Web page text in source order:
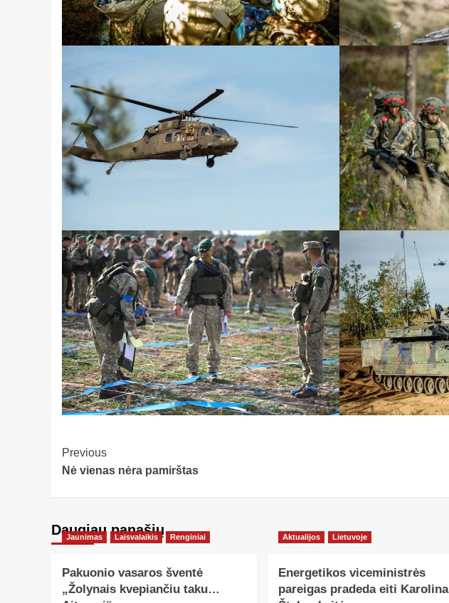
Post
Navigation
Previous
Nė vienas nėra pamirštas
Daugiau panašių…
Jaunimas Laisvalaikis Renginiai
Pakuonio vasaros šventė
„Žolynais kvepiančiu taku…
Aktualijos Lietuvoje
Energetikos viceministrės
pareigas pradeda eiti Karolina